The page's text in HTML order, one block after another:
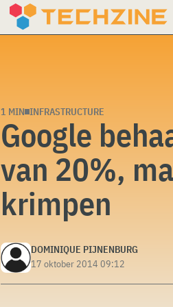
1 MIN INFRASTRUCTURE
Google
van 20%,
krimpen
DOMINIQUE PIJNENBURG
17 oktober 2014 09:12